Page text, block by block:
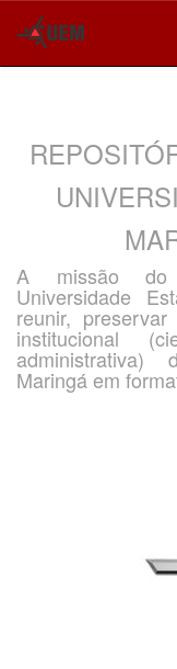
A missão do
Universidade
reunir,
institucional
administrativa)
Maringá em